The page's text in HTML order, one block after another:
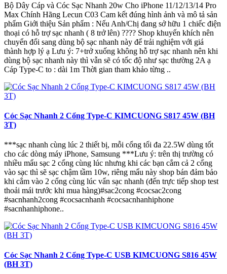
Bộ Dây Cáp và Cóc Sạc Nhanh 20w Cho iPhone 11/12/13/14 Pro
Max Chính Hãng Lecun C03 Cam kết đúng hình ảnh và mô tả sản
phẩm Giới thiệu Sản phẩm : Nếu Anh/Chị đang sở hữu 1 chiếc điện
thoại có hỗ trợ sạc nhanh ( 8 trở lên) ???? Shop khuyến khích nên
chuyển đổi sang dùng bộ sạc nhanh này để trải nghiệm với giá
thành hợp lý ạ Lưu ý: 7+trở xuống không hỗ trợ sạc nhanh nên khi
dùng bộ sạc nhanh này thì vẫn sẽ có tốc độ như sạc thường 2A ạ
Cáp Type-C to : dài 1m Thời gian tham khảo từng ..
Cóc Sạc Nhanh 2 Cổng Type-C KIMCUONG S817 45W (BH
3T)
***sạc nhanh cùng lúc 2 thiết bị, mỗi cổng tối đa 22.5W dùng tốt
cho các dòng máy iPhone, Samsung ***Lưu ý: trên thị trường có
nhiều mẩu sạc 2 cổng cùng lúc nhưng khi các bạn cắm cả 2 cổng
vào sạc thì sẽ sạc chậm tầm 10w, riêng mẩu này shop bán đảm bảo
khi cắm vào 2 cổng cùng lúc vẩn sạc nhanh (đến trực tiếp shop test
thoải mái trước khi mua hàng)#sac2cong #cocsac2cong
#sacnhanh2cong #cocsacnhanh #cocsacnhanhiphone
#sacnhanhiphone..
Cóc Sạc Nhanh 2 Cổng Type-C USB KIMCUONG S816 45W
(BH 3T)